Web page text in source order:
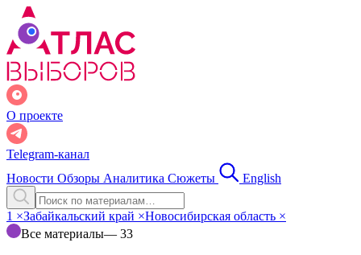
О проекте
Telegram-канал
Новости Обзоры Аналитика Сюжеты English
1 ×Забайкальский край ×Новосибирская область ×
Все материалы— 33